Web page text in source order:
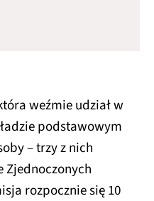
weźmie udział w
podstawowym
– trzy z nich
Zjednoczonych
rozpocznie się 10